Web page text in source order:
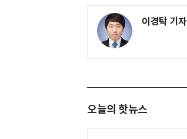
이경탁 기자
오늘의 핫뉴스